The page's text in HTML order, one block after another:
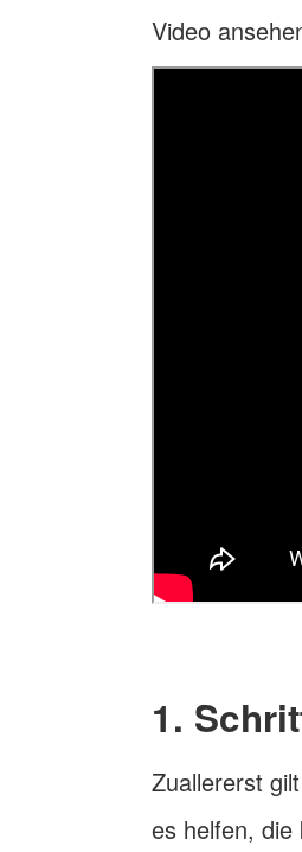
Video
1.
Zuallererst
es helfen,